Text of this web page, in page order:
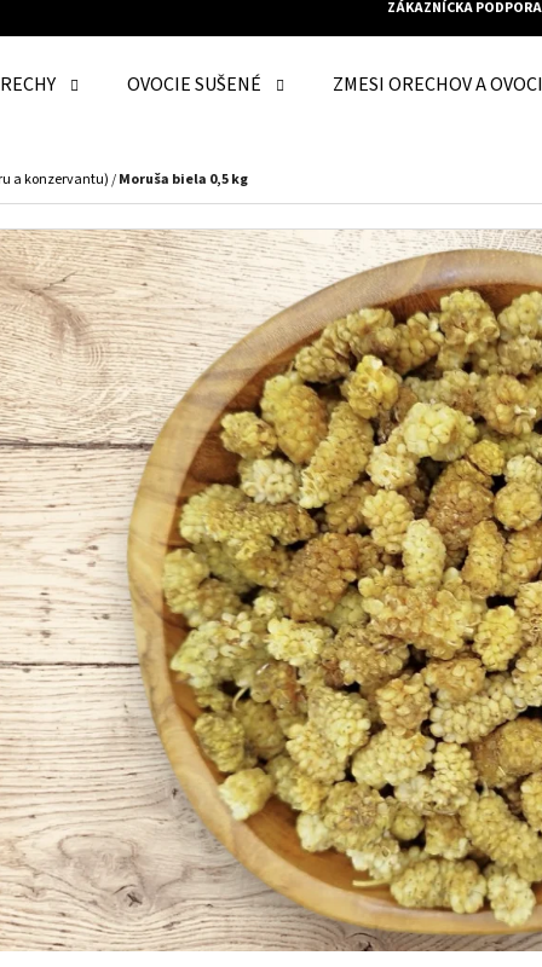
ZÁKAZNÍCKA
OVOCIE SUŠENÉ ZMESI ORECHOV A
a konzervantu)/Moruša biela 0,5 kg
HĽADAŤ
ODPORÚČAME
ORECHY 1 KG
€38,30
KEŠU EXTRA
€19,40
Pôvodne:€21